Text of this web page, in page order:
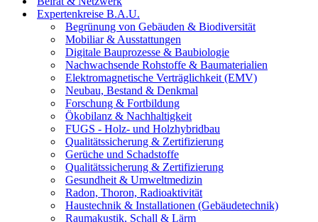
Expertenkreise B.A.U.
Begrünung von Gebäuden & Biodiversität
Mobiliar & Ausstattungen
Digitale Bauprozesse & Baubiologie
Nachwachsende Rohstoffe & Baumaterialien
Elektromagnetische Verträglichkeit (EMV)
Neubau, Bestand & Denkmal
Forschung & Fortbildung
Ökobilanz & Nachhaltigkeit
FUGS - Holz- und Holzhybridbau
Qualitätssicherung & Zertifizierung
Gerüche und Schadstoffe
Qualitätssicherung & Zertifizierung
Gesundheit & Umweltmedizin
Radon, Thoron, Radioaktivität
Haustechnik & Installationen (Gebäudetechnik)
Raumakustik, Schall & Lärm